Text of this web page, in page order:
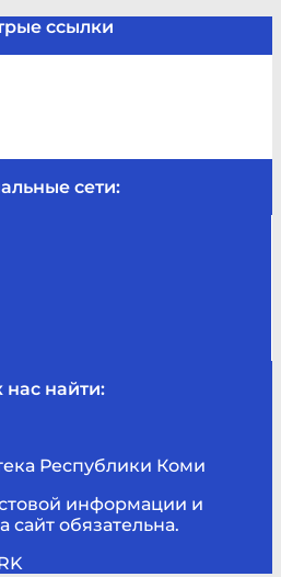
ссылки
сети:
нас найти:
Республики Коми
информации и
сайт обязательна.